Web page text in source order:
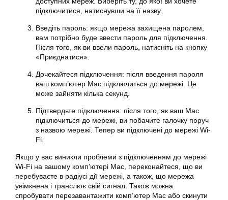
підключитися, натиснувши на її назву.
Введіть пароль: якщо мережа захищена паролем,
вам потрібно буде ввести пароль для підключення.
Після того, як ви ввели пароль, натисніть на кнопку
«Приєднатися».
Дочекайтеся підключення: після введення пароля
ваш комп’ютер Mac підключиться до мережі. Це
може зайняти кілька секунд.
Підтвердьте підключення: після того, як ваш Mac
підключиться до мережі, ви побачите галочку поруч
з назвою мережі. Тепер ви підключені до мережі Wi-
Fi.
Якщо у вас виникли проблеми з підключенням до мережі
Wi-Fi на вашому комп’ютері Mac, переконайтеся, що ви
перебуваєте в радіусі дії мережі, а також, що мережа
увімкнена і транслює свій сигнал. Також можна
спробувати перезавантажити комп’ютер Mac або скинути